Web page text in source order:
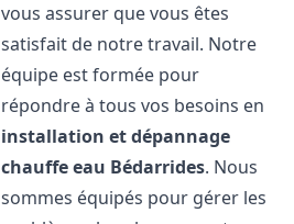
vous assurer que vous êtes
satisfait de notre travail. Notre
équipe est formée pour
répondre à tous vos besoins en
installation et dépannage
chauffe eau Bédarrides. Nous
sommes équipés pour gérer les